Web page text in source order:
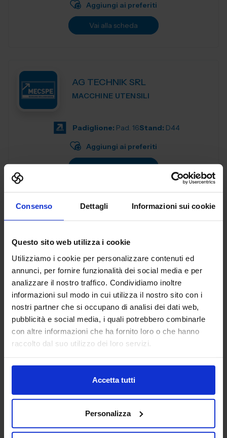
Consenso Dettagli Informazioni sui cookie
Questo sito web utilizza i cookie
Utilizziamo i cookie per personalizzare contenuti ed
annunci, per fornire funzionalità dei social media e per
analizzare il nostro traffico. Condividiamo inoltre
informazioni sul modo in cui utilizza il nostro sito con i
nostri partner che si occupano di analisi dei dati web,
pubblicità e social media, i quali potrebbero combinarle
con altre informazioni che ha fornito loro o che hanno
raccolto dal suo utilizzo dei loro servizi.
Accetta tutti
Personalizza
Aggiungi ai preferiti
Vai alla scheda
AG TECHNIK SRL
MACCHINE UTENSILI
Padiglione: Pad. 16Stand: D44
Aggiungi ai preferiti
Vai alla scheda
AGENT321 SRL
SUBFORNITURA MECCANICA
Padiglione:Pad. 26Stand:C99
Aggiungi ai preferiti
Vai alla scheda
AL.EA. SRL
SUBFORNITURA MECCANICA
Dal 2005, AL. EA è un punto di riferimento nell'industria
progettati per soddisfare le esigenze delle aziende